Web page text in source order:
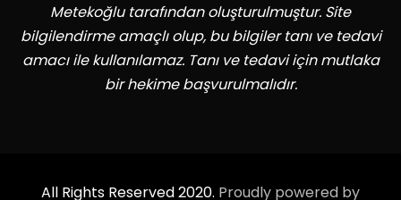
Metekoğlu tarafından oluşturulmuştur. Site
bilgilendirme amaçlı olup, bu bilgiler tanı ve tedavi
amacı ile kullanılamaz. Tanı ve tedavi için mutlaka
bir hekime başvurulmalıdır.
All Rights Reserved 2020. Proudly powered by